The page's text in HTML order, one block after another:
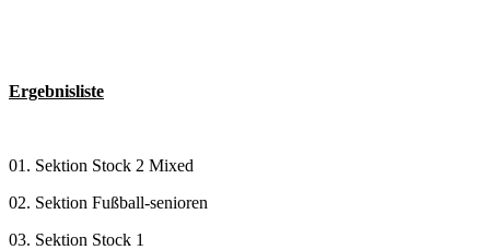
Ergebnisliste
01. Sektion Stock 2 Mixed
02. Sektion Fußball-senioren
03. Sektion Stock 1